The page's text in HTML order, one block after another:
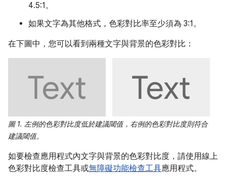
4.5:1。
如果文字為其他格式，色彩對比率至少須為 3:1。
在下圖中，您可以看到兩種文字與背景的色彩對比：
圖 1. 左例的色彩對比度低於建議閾值，右例的色彩對比度則符合
建議閾值。
如要檢查應用程式內文字與背景的色彩對比度，請使用線上
色彩對比度檢查工具或無障礙功能檢查工具應用程式。